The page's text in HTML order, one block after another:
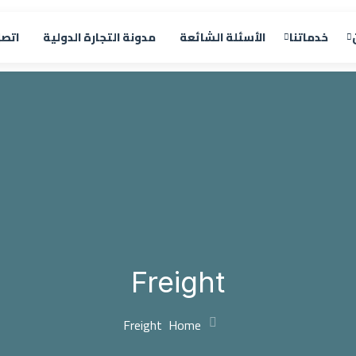
خدماتنا الأسئلة الشائعة مدونة التجارة الدولية
Freight
Home
Freight